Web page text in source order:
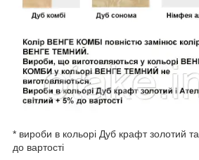
* вироби в кольорі Дуб крафт золотий
до вартості